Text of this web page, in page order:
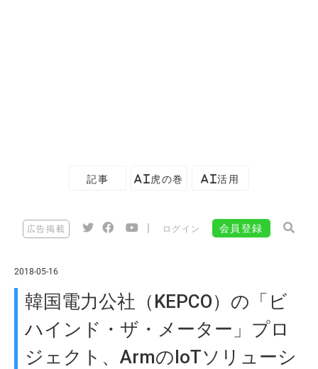
記事 AI虎の巻 AI活用
広告掲載 ログイン 会員登録
2018-05-16
韓国電力公社（KEPCO）の「ビ
ハインド・ザ・メーター」プロ
ジェクト、ArmのIoTソリューシ